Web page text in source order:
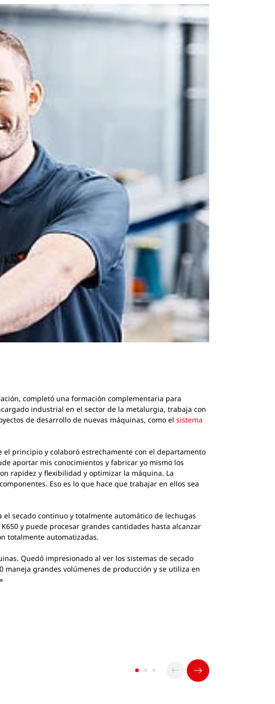
completó una formación complementaria para
industrial en el sector de la metalurgia, trabaja con
de desarrollo de nuevas máquinas, como el sistema
principio y colaboró estrechamente con el departamento
aportar mis conocimientos y fabricar yo mismo los
rapidez y flexibilidad y optimizar la máquina. La
Eso es lo que hace que trabajar en ellos sea
secado continuo y totalmente automático de lechugas
y puede procesar grandes cantidades hasta alcanzar
totalmente automatizadas.
Quedó impresionado al ver los sistemas de secado
maneja grandes volúmenes de producción y se utiliza en